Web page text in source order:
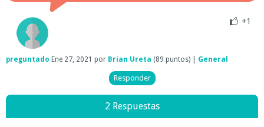
+1
preguntado Ene 27, 2021 por Brian Ureta (89 puntos) General
2 Respuestas